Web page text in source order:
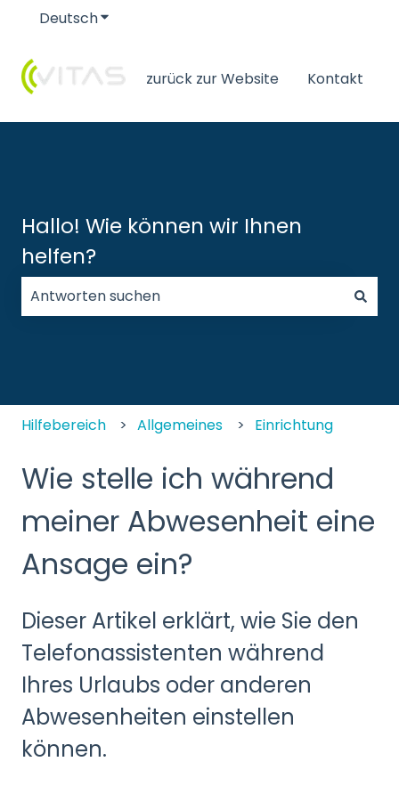
DeutschUntermenü für Übersetzungen anzeigen
zurück zur Website Kontakt
Hallo! Wie können wir Ihnen
helfen?
Hilfebereich Allgemeines Einrichtung
Wie stelle ich während
meiner Abwesenheit eine
Ansage ein?
Dieser Artikel erklärt, wie Sie den
Telefonassistenten während
Ihres Urlaubs oder anderen
Abwesenheiten einstellen
können.